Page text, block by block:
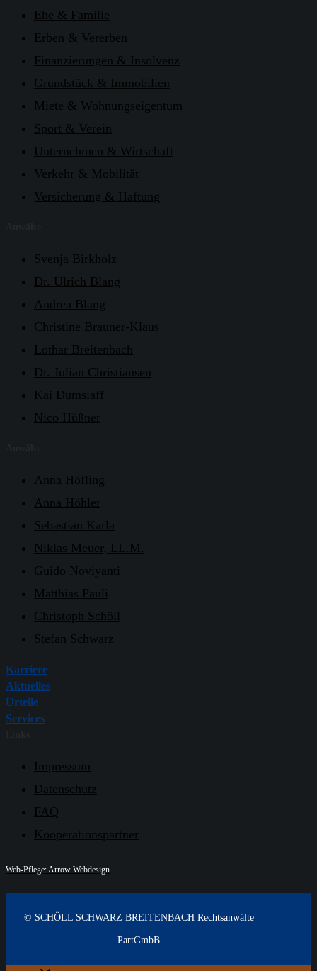
Ehe & Familie
Erben & Vererben
Finanzierungen & Insolvenz
Grundstück & Immobilien
Miete & Wohnungseigentum
Sport & Verein
Unternehmen & Wirtschaft
Verkehr & Mobilität
Versicherung & Haftung
Svenja Birkholz
Dr. Ulrich Blang
Andrea Blang
Christine Brauner-Klaus
Lothar Breitenbach
Dr. Julian Christiansen
Kai Dumslaff
Nico Hüßner
Anna Höfling
Anna Höhler
Sebastian Karla
Niklas Meuer, LL.M.
Guido Noviyanti
Matthias Pauli
Christoph Schöll
Stefan Schwarz
Karriere
Aktuelles
Urteile
Services
Impressum
Datenschutz
FAQ
Kooperationspartner
Web-Pflege: Arrow Webdesign
© SCHÖLL SCHWARZ BREITENBACH Rechtsanwälte
PartGmbB